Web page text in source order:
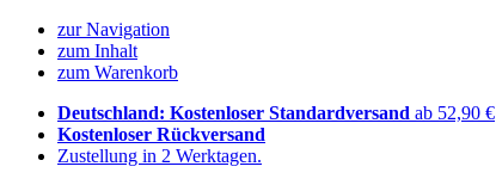
zur Navigation
zum Inhalt
zum Warenkorb
Deutschland: Kostenloser Standardversand ab 52,90 €
Kostenloser Rückversand
Zustellung in 2 Werktagen.